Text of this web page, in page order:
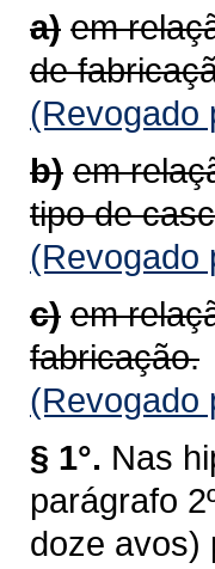
a) em
de
(Revogado
b) em
tipo de
(Revogado
c) em
fabricação.
(Revogado
§ 1°. Nas
parágrafo
doze avos)